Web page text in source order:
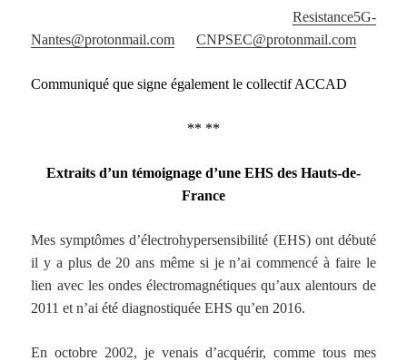
Resistance5G-
Nantes@protonmail.com
CNPSEC@protonmail.com
Communiqué que signe également le collectif ACCAD
** **
Extraits d’un témoignage d’une EHS des Hauts-de-
France
Mes symptômes d’électrohypersensibilité (EHS) ont débuté
il y a plus de 20 ans même si je n’ai commencé à faire le
lien avec les ondes électromagnétiques qu’aux alentours de
2011 et n’ai été diagnostiquée EHS qu’en 2016.
En octobre 2002, je venais d’acquérir, comme tous mes